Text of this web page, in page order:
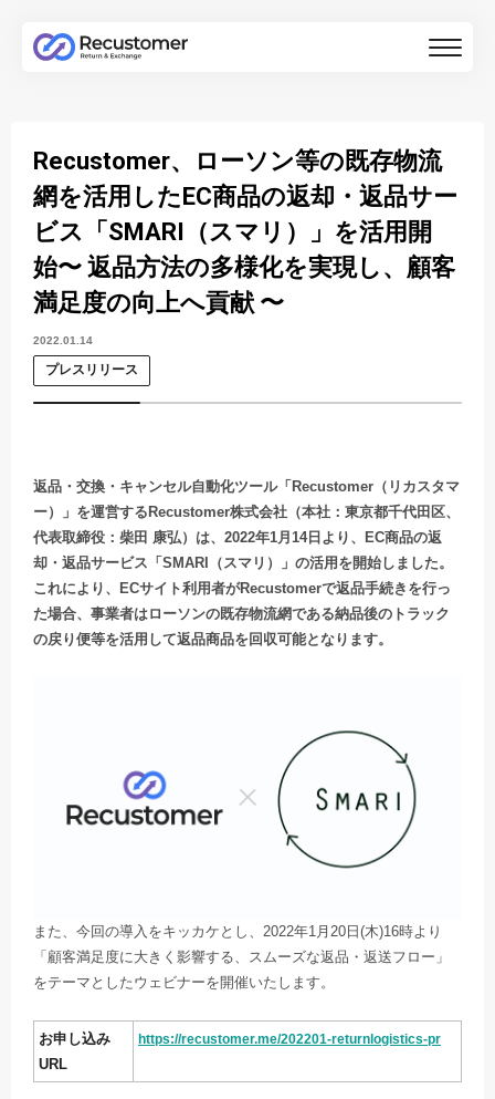
Recustomer、ローソン等の既存物流
網を活用したEC商品の返却・返品サー
ビス「SMARI（スマリ）」を活用開
始〜 返品方法の多様化を実現し、顧客
満足度の向上へ貢献 〜
2022.01.14
プレスリリース
返品・交換・キャンセル自動化ツール「Recustomer（リカスタマ
ー）」を運営するRecustomer株式会社（本社：東京都千代田区、
代表取締役：柴田 康弘）は、2022年1月14日より、EC商品の返
却・返品サービス「SMARI（スマリ）」の活用を開始しました。
これにより、ECサイト利用者がRecustomerで返品手続きを行っ
た場合、事業者はローソンの既存物流網である納品後のトラック
の戻り便等を活用して返品商品を回収可能となります。
また、今回の導入をキッカケとし、2022年1月20日(木)16時より
「顧客満足度に大きく影響する、スムーズな返品・返送フロー」
をテーマとしたウェビナーを開催いたします。
お申し込み
URL
https://recustomer.me/202201-returnlogistics-pr